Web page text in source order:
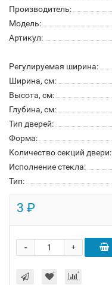
Производитель:
Модель:
Артикул:
Регулируемая ширина:
Ширина, см:
Высота, см:
Глубина, см:
Тип дверей:
Форма:
Количество секций двери:
Исполнение стекла:
Тип:
3 ₽
+
-